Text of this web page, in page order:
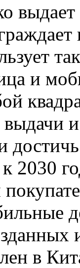
и
выдачи
2030
в